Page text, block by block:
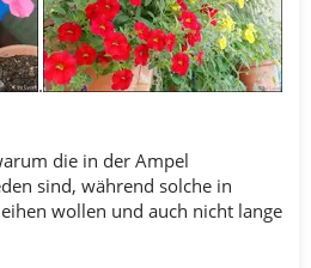
.
die in der Ampel
sind, während solche in
wollen und auch nicht lange